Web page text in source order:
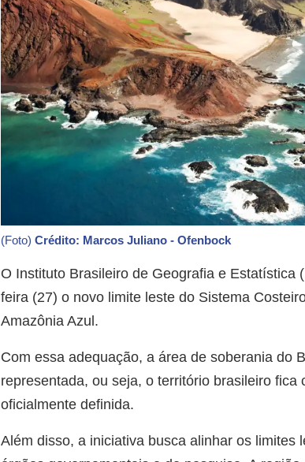
(Foto)Crédito: Marcos Juliano - Ofenbock
O Instituto Brasileiro de Geografia e Estatística
feira (27) o novo limite leste do Sistema
Amazônia Azul.
Com essa adequação, a área de soberania do
representada, ou seja, o território brasileiro
oficialmente definida.
Além disso, a iniciativa busca alinhar os limites